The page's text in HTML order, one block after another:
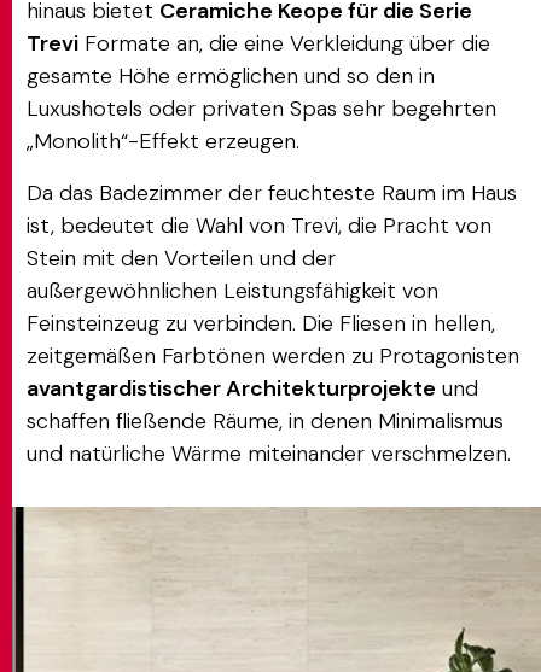
hinaus bietet Ceramiche Keope für die Serie
Trevi Formate an, die eine Verkleidung über die
gesamte Höhe ermöglichen und so den in
Luxushotels oder privaten Spas sehr begehrten
„Monolith“-Effekt erzeugen.
Da das Badezimmer der feuchteste Raum im Haus
ist, bedeutet die Wahl von Trevi, die Pracht von
Stein mit den Vorteilen und der
außergewöhnlichen Leistungsfähigkeit von
Feinsteinzeug zu verbinden. Die Fliesen in hellen,
zeitgemäßen Farbtönen werden zu Protagonisten
avantgardistischer Architekturprojekte und
schaffen fließende Räume, in denen Minimalismus
und natürliche Wärme miteinander verschmelzen.